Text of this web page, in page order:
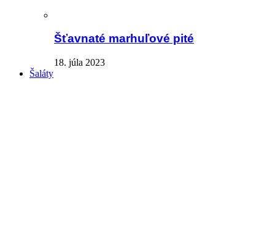
Šťavnaté marhuľové pité
18. júla 2023
Šaláty